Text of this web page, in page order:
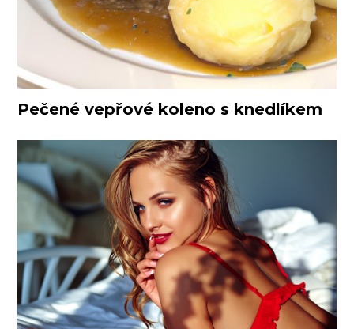
Pečené vepřové koleno s knedlíkem